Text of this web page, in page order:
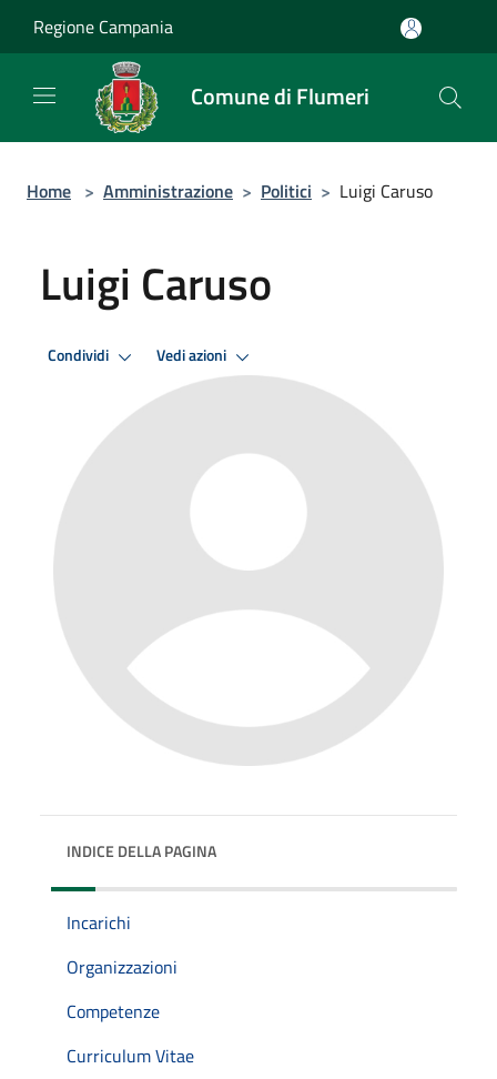
Regione Campania
Comune di Flumeri
Home > Amministrazione > Politici > Luigi Caruso
Luigi Caruso
Condividi Vedi azioni
INDICE DELLA PAGINA
Incarichi
Organizzazioni
Competenze
Curriculum Vitae